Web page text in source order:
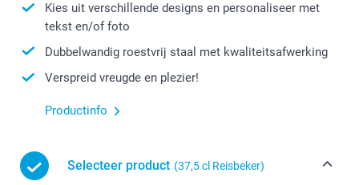
Kies uit verschillende designs en personaliseer met
tekst en/of foto
Dubbelwandig roestvrij staal met kwaliteitsafwerking
Verspreid vreugde en plezier!
Productinfo
Selecteer product (37,5 cl Reisbeker)